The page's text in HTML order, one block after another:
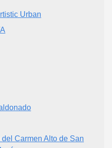
Urban
Carmen Alto de San